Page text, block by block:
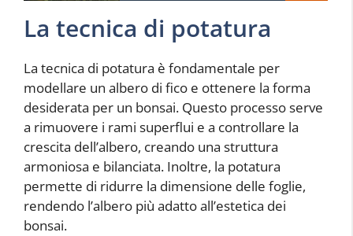
La tecnica di potatura
La tecnica di potatura è fondamentale per
modellare un albero di fico e ottenere la forma
desiderata per un bonsai. Questo processo serve
a rimuovere i rami superflui e a controllare la
crescita dell’albero, creando una struttura
armoniosa e bilanciata. Inoltre, la potatura
permette di ridurre la dimensione delle foglie,
rendendo l’albero più adatto all’estetica dei
bonsai.